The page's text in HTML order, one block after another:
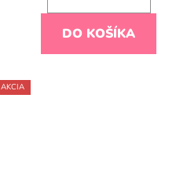
DO KOŠÍKA
AKCIA